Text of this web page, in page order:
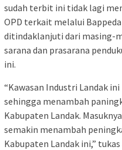
sudah terbit ini tidak lagi
OPD terkait melalui
ditindaklanjuti dari masing-
sarana dan prasarana
ini.
“Kawasan Industri Landak
sehingga menambah
Kabupaten Landak.
semakin menambah
Kabupaten Landak ini,” tukas